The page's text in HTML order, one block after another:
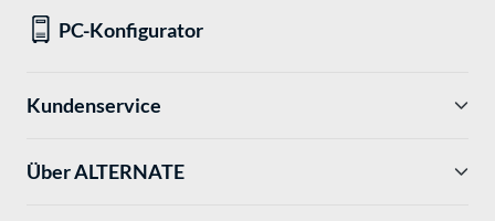
PC-Konfigurator
Kundenservice
Über ALTERNATE